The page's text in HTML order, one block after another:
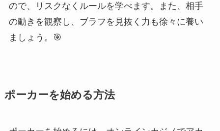
ので、リスクなくルールを学べます。また、相手
の動きを観察し、ブラフを見抜く力も徐々に養い
ましょう。🎯
ポーカーを始める方法